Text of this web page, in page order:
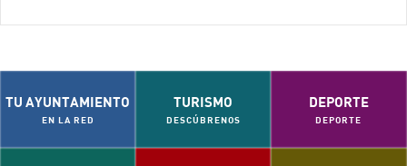
TU AYUNTAMIENTO
EN LA RED
TURISMO
DESCÚBRENOS
DEPORTE
DEPORTE